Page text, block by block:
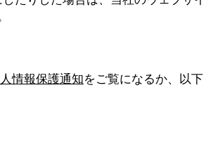
情報保護通知をご覧になるか、以下